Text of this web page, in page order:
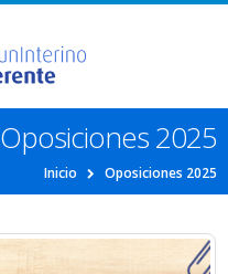
Oposiciones 2025
Inicio Oposiciones 2025